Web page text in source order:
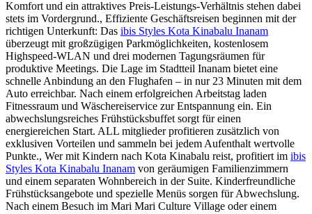
Komfort und ein attraktives Preis-Leistungs-Verhältnis stehen dabei
stets im Vordergrund., Effiziente Geschäftsreisen beginnen mit der
richtigen Unterkunft: Das ibis Styles Kota Kinabalu Inanam
überzeugt mit großzügigen Parkmöglichkeiten, kostenlosem
Highspeed-WLAN und drei modernen Tagungsräumen für
produktive Meetings. Die Lage im Stadtteil Inanam bietet eine
schnelle Anbindung an den Flughafen – in nur 23 Minuten mit dem
Auto erreichbar. Nach einem erfolgreichen Arbeitstag laden
Fitnessraum und Wäschereiservice zur Entspannung ein. Ein
abwechslungsreiches Frühstücksbuffet sorgt für einen
energiereichen Start. ALL mitglieder profitieren zusätzlich von
exklusiven Vorteilen und sammeln bei jedem Aufenthalt wertvolle
Punkte., Wer mit Kindern nach Kota Kinabalu reist, profitiert im ibis
Styles Kota Kinabalu Inanam von geräumigen Familienzimmern
und einem separaten Wohnbereich in der Suite. Kinderfreundliche
Frühstücksangebote und spezielle Menüs sorgen für Abwechslung.
Nach einem Besuch im Mari Mari Culture Village oder einem